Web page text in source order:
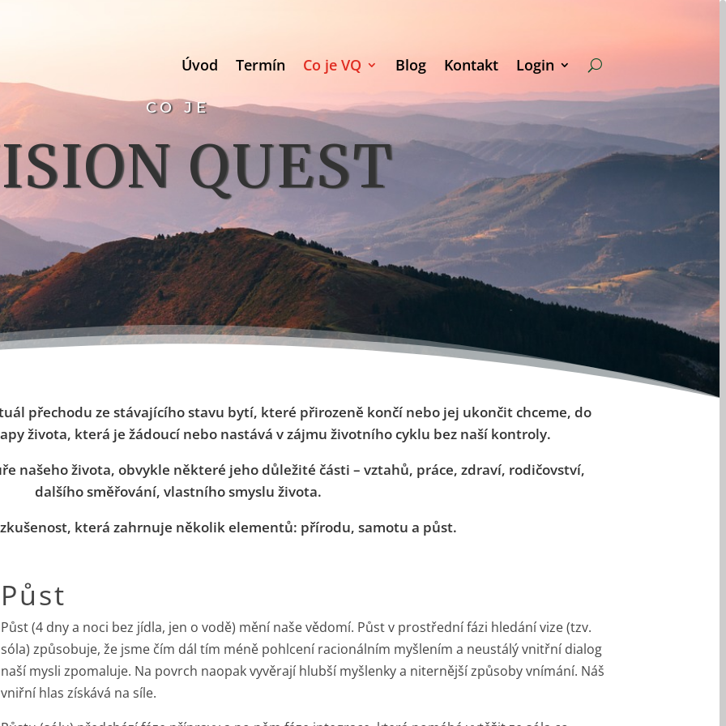
Úvod Termín Co je VQ Blog Kontakt Login
CO JE
QUEST
přechodu ze stávajícího stavu bytí, které přirozeně končí nebo jej ukončit chceme, do
života, která je žádoucí nebo nastává v zájmu životního cyklu bez naší kontroly.
našeho života, obvykle některé jeho důležité části – vztahů, práce, zdraví, rodičovství,
dalšího směřování, vlastního smyslu života.
která zahrnuje několik elementů: přírodu, samotu a půst.
Půst
Půst (4 dny a noci bez jídla, jen o vodě) mění naše vědomí. Půst v prostřední fázi hledání vize (tzv.
sóla) způsobuje, že jsme čím dál tím méně pohlcení racionálním myšlením a neustálý vnitřní dialog
naší mysli zpomaluje. Na povrch naopak vyvěrají hlubší myšlenky a niternější způsoby vnímání. Náš
vniřní hlas získává na síle.